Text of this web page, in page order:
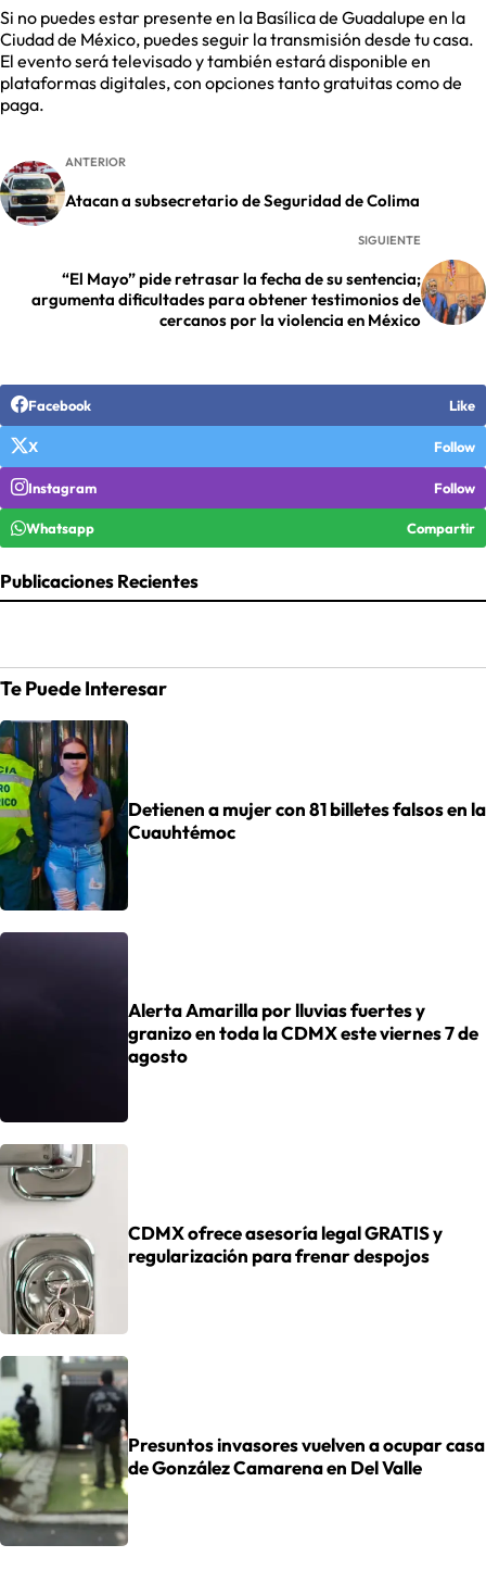
Si no puedes estar presente en la Basílica de Guadalupe en la
Ciudad de México, puedes seguir la transmisión desde tu casa.
El evento será televisado y también estará disponible en
plataformas digitales, con opciones tanto gratuitas como de
paga.
ANTERIOR
Atacan a subsecretario de Seguridad de Colima
SIGUIENTE
“El Mayo” pide retrasar la fecha de su sentencia;
argumenta dificultades para obtener testimonios de
cercanos por la violencia en México
Facebook Like
X Follow
Instagram Follow
Whatsapp Compartir
Publicaciones Recientes
Te Puede Interesar
Detienen a mujer con 81 billetes falsos en la
Cuauhtémoc
Alerta Amarilla por lluvias fuertes y
granizo en toda la CDMX este viernes 7 de
agosto
CDMX ofrece asesoría legal GRATIS y
regularización para frenar despojos
Presuntos invasores vuelven a ocupar casa
de González Camarena en Del Valle